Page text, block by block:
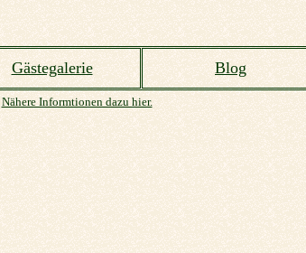
Gästegalerie Blog
Nähere Informtionen dazu hier.